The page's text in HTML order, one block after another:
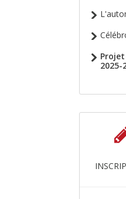
2025-